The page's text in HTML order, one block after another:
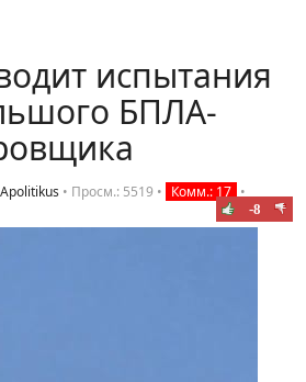
испытания
БПЛА-
Apolitikus • Просм.: 5519 • Комм.: 17 •
-8